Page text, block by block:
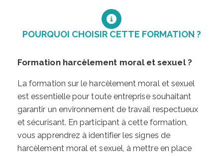
POURQUOI CHOISIR CETTE FORMATION ?
Formation harcèlement moral et sexuel ?
La formation sur le harcèlement moral et sexuel
est essentielle pour toute entreprise souhaitant
garantir un environnement de travail respectueux
et sécurisant. En participant à cette formation,
vous apprendrez à identifier les signes de
harcèlement moral et sexuel, à mettre en place